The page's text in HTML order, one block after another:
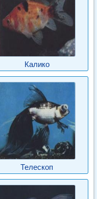
Калико
Телескоп